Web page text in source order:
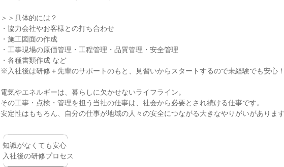
＞＞具体的には？
・協力会社やお客様との打ち合わせ
・施工図面の作成
・工事現場の原価管理・工程管理・品質管理・安全管理
・各種書類作成 など
※入社後は研修＋先輩のサポートのもと、見習いからスタートするので未経験でも安心！
電気やエネルギーは、暮らしに欠かせないライフライン。
その工事・点検・管理を担う当社の仕事は、社会から必要とされ続ける仕事です。
安定性はもちろん、自分の仕事が地域の人々の安全につながる大きなやりがいがあります
╭───────────╮